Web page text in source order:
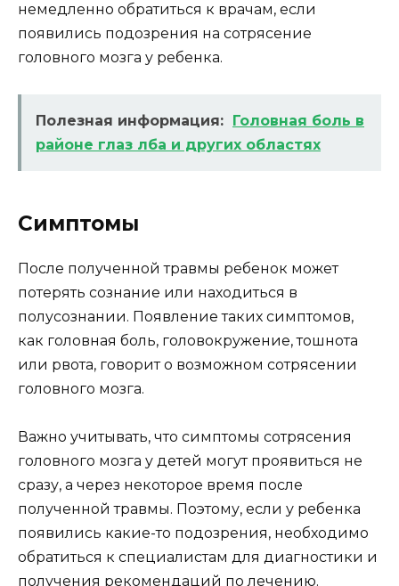
немедленно обратиться к врачам, если
появились подозрения на сотрясение
головного мозга у ребенка.
Полезная информация: Головная боль в
районе глаз лба и других областях
Симптомы
После полученной травмы ребенок может
потерять сознание или находиться в
полусознании. Появление таких симптомов,
как головная боль, головокружение, тошнота
или рвота, говорит о возможном сотрясении
головного мозга.
Важно учитывать, что симптомы сотрясения
головного мозга у детей могут проявиться не
сразу, а через некоторое время после
полученной травмы. Поэтому, если у ребенка
появились какие-то подозрения, необходимо
обратиться к специалистам для диагностики и
получения рекомендаций по лечению.